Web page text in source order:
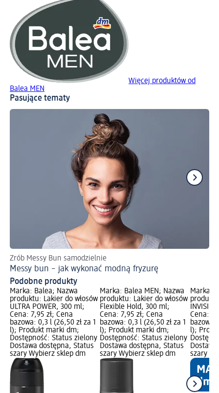
Więcej produktów od
Balea MEN
Pasujące tematy
Zrób Messy Bun samodzielnie
Messy bun – jak wykonać modną fryzurę
Podobne produkty
Marka: Balea; Nazwa
produktu: Lakier do włosów
ULTRA POWER, 300 ml;
Cena: 7,95 zł; Cena
bazowa: 0,3 l (26,50 zł za 1
l); Produkt marki dm;
Dostępność: Status zielony
Dostawa dostępna, Status
szary Wybierz sklep dm
Marka: Balea MEN; Nazwa
produktu: Lakier do włosów
Flexible Hold, 300 ml;
Cena: 7,95 zł; Cena
bazowa: 0,3 l (26,50 zł za 1
l); Produkt marki dm;
Dostępność: Status zielony
Dostawa dostępna, Status
szary Wybierz sklep dm
Marka:
Cena:
bazowa:
l);
szary